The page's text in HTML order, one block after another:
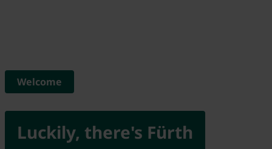
Luckily, there's Fürth
Welcome